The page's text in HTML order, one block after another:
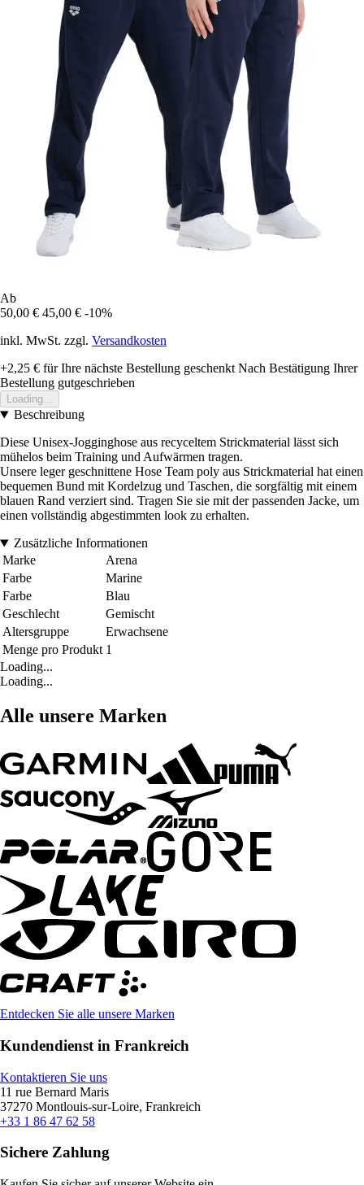
Ab
50,00 € 45,00 € -10%
inkl. MwSt. zzgl. Versandkosten
+2,25 € für Ihre nächste Bestellung geschenkt Nach Bestätigung Ihrer
Bestellung gutgeschrieben
Loading...
Beschreibung
Diese Unisex-Jogginghose aus recyceltem Strickmaterial lässt sich
mühelos beim Training und Aufwärmen tragen.
Unsere leger geschnittene Hose Team poly aus Strickmaterial hat einen
bequemen Bund mit Kordelzug und Taschen, die sorgfältig mit einem
blauen Rand verziert sind. Tragen Sie sie mit der passenden Jacke, um
einen vollständig abgestimmten look zu erhalten.
Zusätzliche Informationen
Marke
Arena
Farbe
Marine
Farbe
Blau
Geschlecht
Gemischt
Altersgruppe
Erwachsene
Menge pro Produkt 1
Loading...
Loading...
Alle unsere Marken
Entdecken Sie alle unsere Marken
Kundendienst in Frankreich
Kontaktieren Sie uns
11 rue Bernard Maris
37270 Montlouis-sur-Loire, Frankreich
+33 1 86 47 62 58
Sichere Zahlung